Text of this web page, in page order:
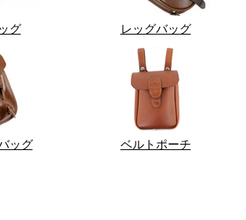
グ レッグバッグ
ッグ ベルトポーチ